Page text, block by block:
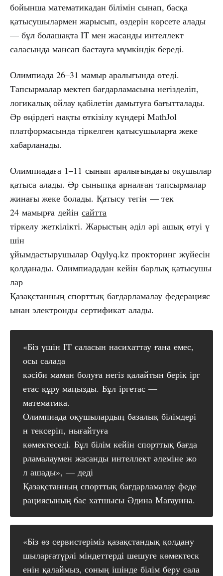
бойынша математикадан білімін сынап, басқа
қатысушылармен жарысып, өздерін көрсете алады
— бұл болашақта IT мен жасанды интеллект
саласында мансап бастауға мүмкіндік береді.
Олимпиада 26–31 мамыр аралығында өтеді.
Тапсырмалар мектеп бағдарламасына негізделіп,
логикалық ойлау қабілетін дамытуға бағытталады.
Әр өңірдегі нақты өткізілу күндері MathJol
платформасында тіркелген қатысушыларға жеке
хабарланады.
Олимпиадаға 1–11 сынып аралығындағы оқушылар
қатыса алады. Әр сыныпқа арналған тапсырмалар
жинағы жеке болады. Қатысу тегін — тек
24 мамырға дейін сайтта
тіркелу жеткілікті. Жарыстың әділ әрі ашық өтуі ү
шін
ұйымдастырушылар Oqylyq.kz прокторинг жүйесін
қолданады. Олимпиададан кейін барлық қатысушы
лар
Қазақстанның спорттық бағдарламалау федерацияс
ынан электронды сертификат алады.
«Біз үшін IT саласын насихаттау ғана емес,
осы салада
кәсіби маман болуға негіз қалайтын берік ірг
етас құру маңызды. Бұл іргетас —
математика.
Олимпиада оқушылардың базалық білімдері
н тексеріп, нығайтуға
көмектеседі. Бұл білім кейін спорттық бағда
рламалаумен жасанды интеллект әлеміне жо
л ашады», — деді
Қазақстанның спорттық бағдарламалау феде
рациясының бас хатшысы Әдина Магауина.
«Біз өз сервистеріміз қазақстандық қолдану
шыларғатүрлі міндеттерді шешуге көмектеск
енін қалаймыз, соның ішінде білім беру сала